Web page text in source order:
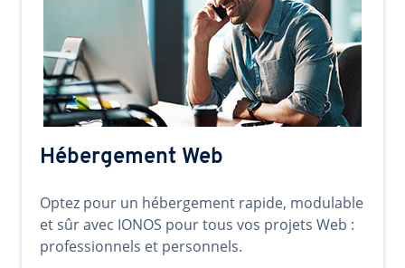
Hébergement Web
Optez pour un hébergement rapide, modulable
et sûr avec IONOS pour tous vos projets Web :
professionnels et personnels.